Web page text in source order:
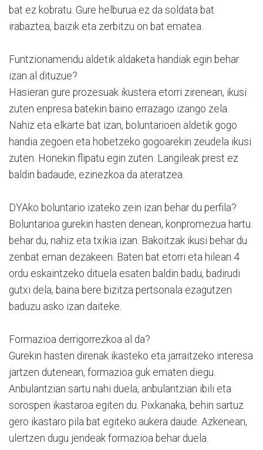
bat ez kobratu. Gure helburua ez da soldata bat
irabaztea, baizik eta zerbitzu on bat ematea.
Funtzionamendu aldetik aldaketa handiak egin behar
izan al dituzue?
Hasieran gure prozesuak ikustera etorri zirenean, ikusi
zuten enpresa batekin baino errazago izango zela.
Nahiz eta elkarte bat izan, boluntarioen aldetik gogo
handia zegoen eta hobetzeko gogoarekin zeudela ikusi
zuten. Honekin flipatu egin zuten. Langileak prest ez
baldin badaude, ezinezkoa da ateratzea.
DYAko boluntario izateko zein izan behar du perfila?
Boluntarioa gurekin hasten denean, konpromezua hartu
behar du, nahiz eta txikia izan. Bakoitzak ikusi behar du
zenbat eman dezakeen. Baten bat etorri eta hilean 4
ordu eskaintzeko dituela esaten baldin badu, badirudi
gutxi dela, baina bere bizitza pertsonala ezagutzen
baduzu asko izan daiteke.
Formazioa derrigorrezkoa al da?
Gurekin hasten direnak ikasteko eta jarraitzeko interesa
jartzen dutenean, formazioa guk ematen diegu.
Anbulantzian sartu nahi duela, anbulantzian ibili eta
sorospen ikastaroa egiten du. Pixkanaka, behin sartuz
gero ikastaro pila bat egiteko aukera daude. Azkenean,
ulertzen dugu jendeak formazioa behar duela.